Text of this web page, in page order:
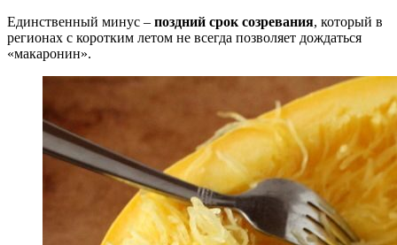
Единственный минус – поздний срок созревания, который в
регионах с коротким летом не всегда позволяет дождаться
«макаронин».